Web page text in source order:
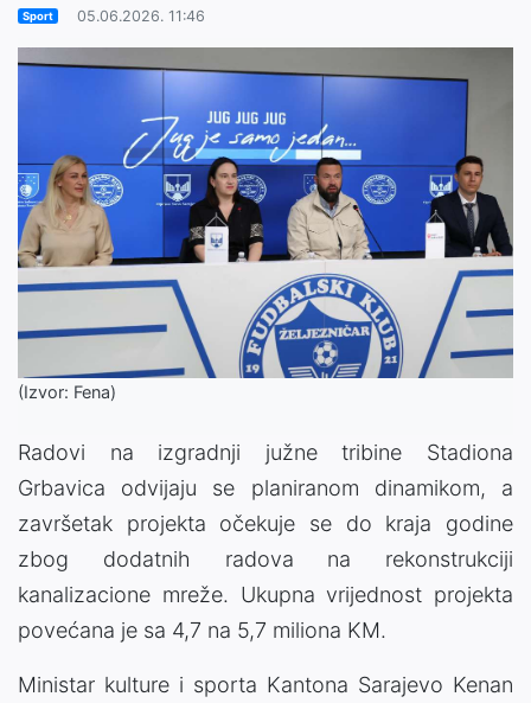
Sport 05.06.2026. 11:46
(Izvor: Fena)
Radovi na izgradnji južne tribine Stadiona
Grbavica odvijaju se planiranom dinamikom, a
završetak projekta očekuje se do kraja godine
zbog dodatnih radova na rekonstrukciji
kanalizacione mreže. Ukupna vrijednost projekta
povećana je sa 4,7 na 5,7 miliona KM.
Ministar kulture i sporta Kantona Sarajevo Kenan